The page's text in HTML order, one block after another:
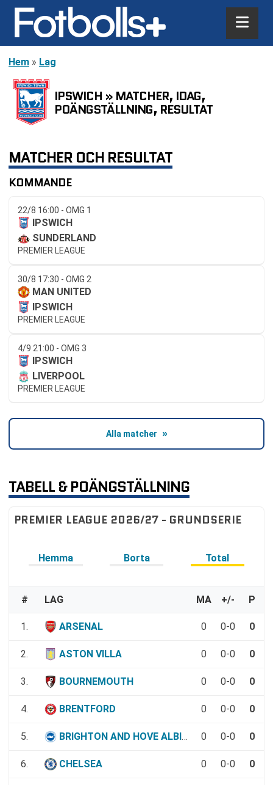
Hem » Lag
IPSWICH » MATCHER, IDAG,
POÄNGSTÄLLNING, RESULTAT
MATCHER OCH RESULTAT
KOMMANDE
22/8 16:00 - OMG 1
IPSWICH
SUNDERLAND
PREMIER LEAGUE
30/8 17:30 - OMG 2
MAN UNITED
IPSWICH
PREMIER LEAGUE
4/9 21:00 - OMG 3
IPSWICH
LIVERPOOL
PREMIER LEAGUE
Alla matcher
TABELL & POÄNGSTÄLLNING
PREMIER LEAGUE 2026/27 - GRUNDSERIE
Hemma Borta Total
# LAG MA +/- P
1. ARSENAL 0 0-0 0
2. ASTON VILLA 0 0-0 0
3. BOURNEMOUTH 0 0-0 0
4. BRENTFORD 0 0-0 0
5. BRIGHTON AND HOVE ALBION 0 0-0 0
6. CHELSEA 0 0-0 0